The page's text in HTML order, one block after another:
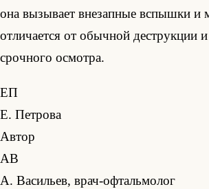
она вызывает внезапные вспышки
отличается от обычной деструкции и
срочного осмотра.
ЕП
Е. Петрова
Автор
АВ
А. Васильев, врач-офтальмолог